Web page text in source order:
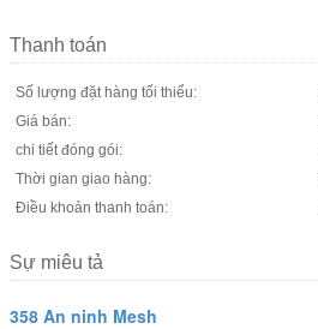
Thanh toán
Số lượng đặt hàng tối thiểu:
Giá bán:
chi tiết đóng gói:
Thời gian giao hàng:
Điều khoản thanh toán:
Sự miêu tả
358 An ninh Mesh